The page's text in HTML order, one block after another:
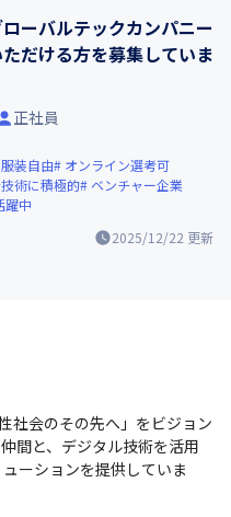
ーバルテックカンパニー
だける方を募集していま
2025/12/22 更新
正社員
服装自由
オンライン選考可
術に積極的
ベンチャー企業
躍中
社会のその先へ」をビジョン
間と、デジタル技術を活用
ーションを提供していま